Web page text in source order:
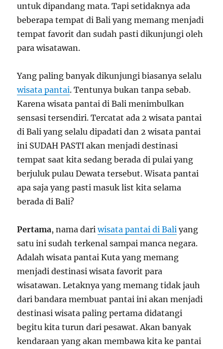
untuk dipandang mata. Tapi setidaknya ada
beberapa tempat di Bali yang memang menjadi
tempat favorit dan sudah pasti dikunjungi oleh
para wisatawan.
Yang paling banyak dikunjungi biasanya selalu
wisata pantai. Tentunya bukan tanpa sebab.
Karena wisata pantai di Bali menimbulkan
sensasi tersendiri. Tercatat ada 2 wisata pantai
di Bali yang selalu dipadati dan 2 wisata pantai
ini SUDAH PASTI akan menjadi destinasi
tempat saat kita sedang berada di pulai yang
berjuluk pulau Dewata tersebut. Wisata pantai
apa saja yang pasti masuk list kita selama
berada di Bali?
Pertama, nama dariwisata pantai di Bali yang
satu ini sudah terkenal sampai manca negara.
Adalah wisata pantai Kuta yang memang
menjadi destinasi wisata favorit para
wisatawan. Letaknya yang memang tidak jauh
dari bandara membuat pantai ini akan menjadi
destinasi wisata paling pertama didatangi
begitu kita turun dari pesawat. Akan banyak
kendaraan yang akan membawa kita ke pantai